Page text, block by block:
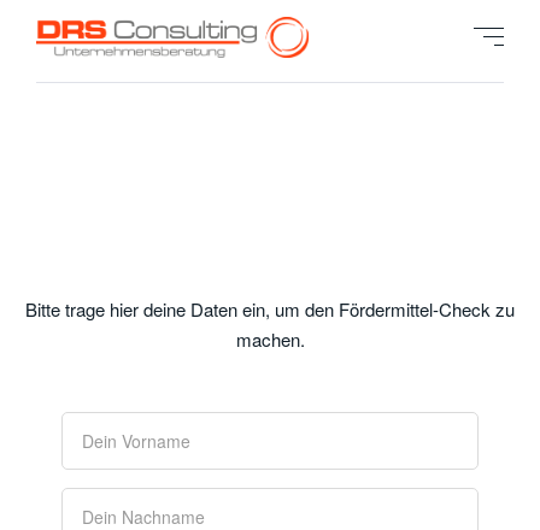
Bitte trage hier deine Daten ein, um den Fördermittel-Check zu
machen.